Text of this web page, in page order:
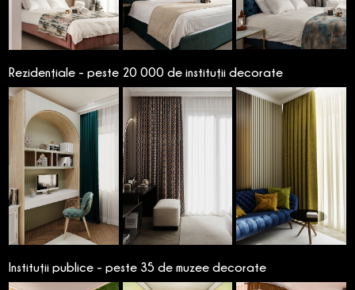
Rezidențiale - peste 20 000 de instituții decorate
Instituții publice - peste 35 de muzee decorate